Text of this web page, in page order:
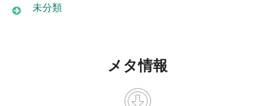
未分類
メタ情報